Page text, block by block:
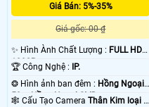
Giá Bán: 5%-35%
Giá gốc: 00 ₫
✨ Hình Ành Chất Lượng : FULL HD
1080P .
🏆 Công Nghệ :
IP.
❂ Hình ảnh ban đêm : Hồng Ngoại
50m Hồng Ngoại SMD.
🕸️ Cấu Tạo Camera Thân Kim loại +